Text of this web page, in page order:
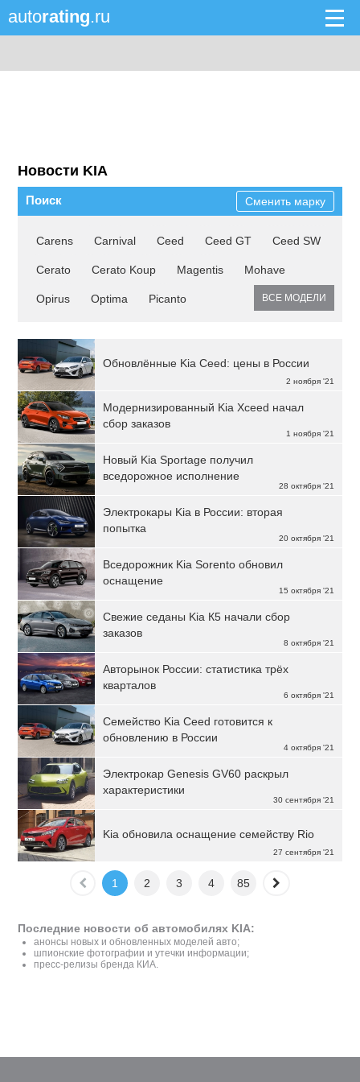
autorating.ru
Новости KIA
Поиск Сменить марку
Carens Carnival Ceed Ceed GT Ceed SW
Cerato Cerato Koup Magentis Mohave
Opirus Optima Picanto ВСЕ МОДЕЛИ
2 ноября '21
Обновлённые Kia Ceed: цены в России
1 ноября '21
Модернизированный Kia Xceed начал
сбор заказов
28 октября '21
Новый Kia Sportage получил
вседорожное исполнение
20 октября '21
Электрокары Kia в России: вторая
попытка
15 октября '21
Вседорожник Kia Sorento обновил
оснащение
8 октября '21
Свежие седаны Kia К5 начали сбор
заказов
6 октября '21
Авторынок России: статистика трёх
кварталов
4 октября '21
Семейство Kia Ceed готовится к
обновлению в России
30 сентября '21
Электрокар Genesis GV60 раскрыл
характеристики
27 сентября '21
Kia обновила оснащение семейству Rio
1 2 3 4 85
Последние новости об автомобилях KIA:
анонсы новых и обновленных моделей авто;
шпионские фотографии и утечки информации;
пресс-релизы бренда КИА.